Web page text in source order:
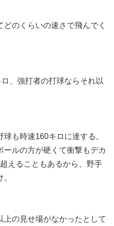
のくらいの速さで飛んでく
、強打者の打球ならそれ以
球も時速160キロに達する。
ールの方が硬くて衝撃もデカ
えることもあるから、野手
の見せ場がなかったとして